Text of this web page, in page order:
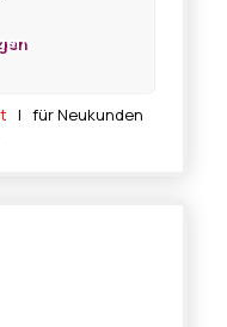
| für Neukunden